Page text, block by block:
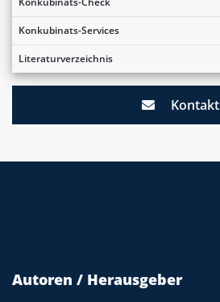
Konkubinats-Services
Literaturverzeichnis
Kontakt
Autoren / Herausgeber